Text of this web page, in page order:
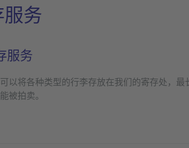
务
服务
以将各种类型的行李存放在我们的寄存处，
被拍卖。